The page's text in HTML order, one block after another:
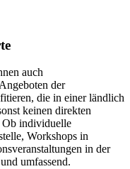
auch
der
die in einer ländlich
keinen direkten
Ob individuelle
Workshops in
in der
umfassend.